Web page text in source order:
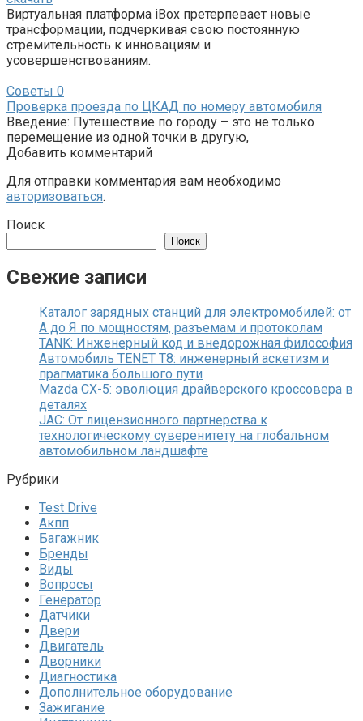
Виртуальная платформа iBox претерпевает новые
трансформации, подчеркивая свою постоянную
стремительность к инновациям и
усовершенствованиям.
Советы 0
Проверка проезда по ЦКАД по номеру автомобиля
Введение: Путешествие по городу – это не только
перемещение из одной точки в другую,
Добавить комментарий
Для отправки комментария вам необходимо
авторизоваться.
Поиск
Поиск
Свежие записи
Каталог зарядных станций для электромобилей: от
А до Я по мощностям, разъемам и протоколам
TANK: Инженерный код и внедорожная философия
Автомобиль TENET T8: инженерный аскетизм и
прагматика большого пути
Mazda CX-5: эволюция драйверского кроссовера в
деталях
JAC: От лицензионного партнерства к
технологическому суверенитету на глобальном
автомобильном ландшафте
Рубрики
Test Drive
Акпп
Багажник
Бренды
Виды
Вопросы
Генератор
Датчики
Двери
Двигатель
Дворники
Диагностика
Дополнительное оборудование
Зажигание